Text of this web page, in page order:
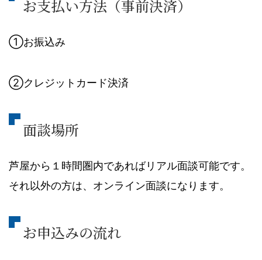
お支払い方法（事前決済）
①お振込み
②クレジットカード決済
面談場所
芦屋から１時間圏内であればリアル面談可能です。
それ以外の方は、オンライン面談になります。
お申込みの流れ